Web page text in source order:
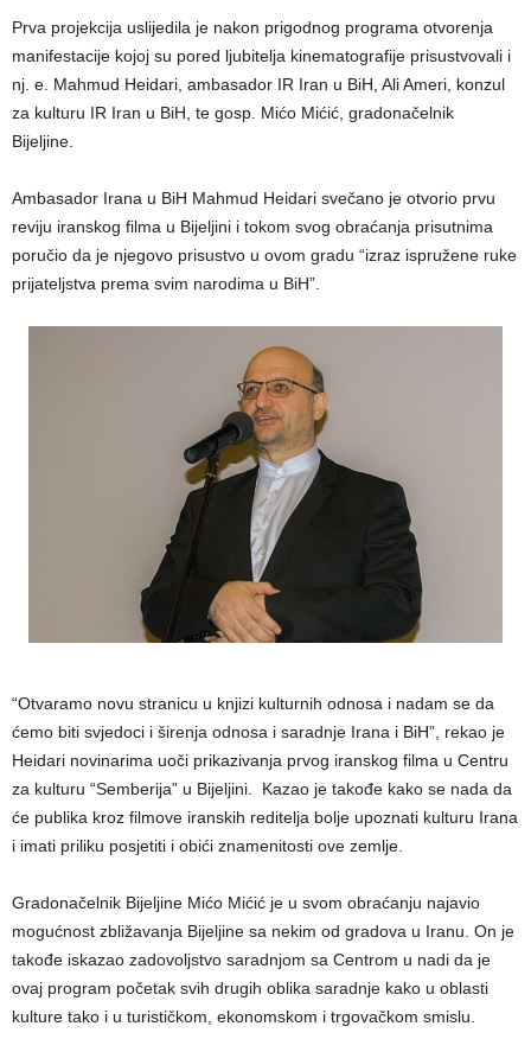
Prva projekcija uslijedila je nakon prigodnog programa otvorenja
manifestacije kojoj su pored ljubitelja kinematografije prisustvovali i
nj. e. Mahmud Heidari, ambasador IR Iran u BiH, Ali Ameri, konzul
za kulturu IR Iran u BiH, te gosp. Mićo Mićić, gradonačelnik
Bijeljine.
Ambasador Irana u BiH Mahmud Heidari svečano je otvorio prvu
reviju iranskog filma u Bijeljini i tokom svog obraćanja prisutnima
poručio da je njegovo prisustvo u ovom gradu “izraz ispružene ruke
prijateljstva prema svim narodima u BiH”.
“Otvaramo novu stranicu u knjizi kulturnih odnosa i nadam se da
ćemo biti svjedoci i širenja odnosa i saradnje Irana i BiH”, rekao je
Heidari novinarima uoči prikazivanja prvog iranskog filma u Centru
za kulturu “Semberija” u Bijeljini. Kazao je takođe kako se nada da
će publika kroz filmove iranskih reditelja bolje upoznati kulturu Irana
i imati priliku posjetiti i obići znamenitosti ove zemlje.
Gradonačelnik Bijeljine Mićo Mićić je u svom obraćanju najavio
mogućnost zbližavanja Bijeljine sa nekim od gradova u Iranu. On je
takođe iskazao zadovoljstvo saradnjom sa Centrom u nadi da je
ovaj program početak svih drugih oblika saradnje kako u oblasti
kulture tako i u turističkom, ekonomskom i trgovačkom smislu.